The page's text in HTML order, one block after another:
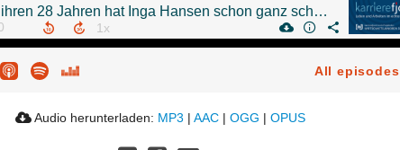
Mit ihren 28 Jahren hat Inga Hansen schon ganz schön was geschafft: Sie leitet ihren eigenen Malerei-Betrieb in Schleswig. Wie es dazu kam und welche Stationen es bis dahin brauchte erzählt sie Alex & Julia.
All episodes
Audio herunterladen: MP3 | AAC | OGG | OPUS